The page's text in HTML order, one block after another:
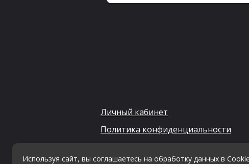
Личный кабинет
Политика конфиденциальности
Согласие на обработку
данных
Используя сайт, вы соглашаетесь на обработку данных в